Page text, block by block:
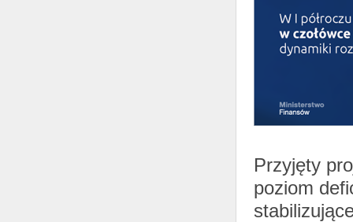
Przyjęty
poziom